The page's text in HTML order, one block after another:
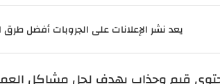
يعد نشر الإعلانات على الجروبات أفضل
قيم وجذاب يهدف لحل مشاكل